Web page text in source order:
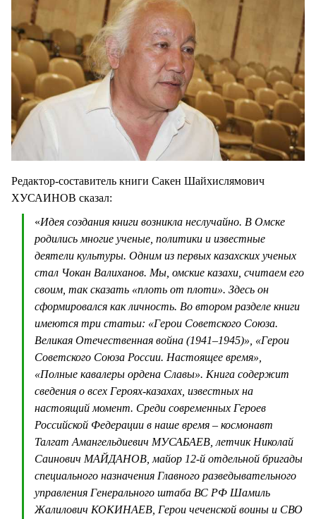
Редактор-составитель книги Сакен Шайхислямович
ХУСАИНОВ сказал:
«Идея создания книги возникла неслучайно. В Омске
родились многие ученые, политики и известные
деятели культуры. Одним из первых казахских ученых
стал Чокан Валиханов. Мы, омские казахи, считаем его
своим, так сказать «плоть от плоти». Здесь он
сформировался как личность. Во втором разделе книги
имеются три статьи: «Герои Советского Союза.
Великая Отечественная война (1941–1945)», «Герои
Советского Союза России. Настоящее время»,
«Полные кавалеры ордена Славы». Книга содержит
сведения о всех Героях-казахах, известных на
настоящий момент. Среди современных Героев
Российской Федерации в наше время – космонавт
Талгат Амангельдиевич МУСАБАЕВ, летчик Николай
Саинович МАЙДАНОВ, майор 12-й отдельной бригады
специального назначения Главного разведывательного
управления Генерального штаба ВС РФ Шамиль
Жалилович КОКИНАЕВ, Герои чеченской воины и СВО